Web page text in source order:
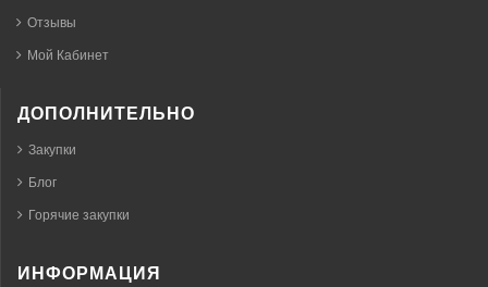
Отзывы
Мой Кабинет
ДОПОЛНИТЕЛЬНО
Закупки
Блог
Горячие закупки
ИНФОРМАЦИЯ